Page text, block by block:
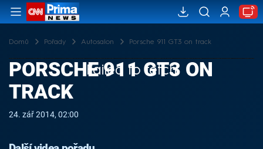
Domů Pořady Autosalon Porsche 911 GT3 on track
Failed to fetch
PORSCHE 911 GT3 ON
TRACK
24. zář 2014, 02:00